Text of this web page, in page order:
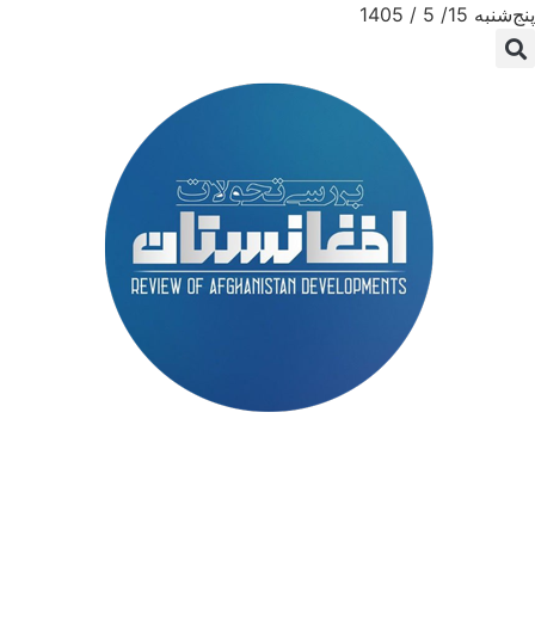
پنج‌شنبه 15/ 5 / 1405